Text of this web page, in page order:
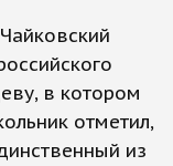
в котором
отметил,
из